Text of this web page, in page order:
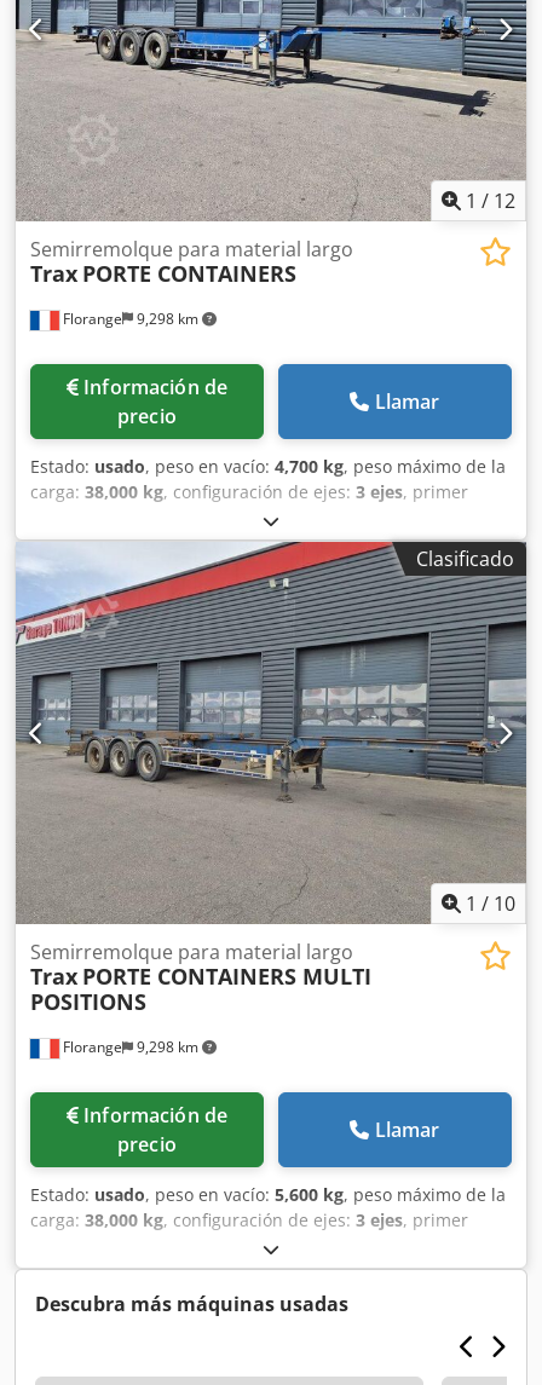
1 / 12
Florange 9,298 km
Semirremolque para material largo
Trax PORTE CONTAINERS
Información de
precio
Llamar
Estado: usado, peso en vacío: 4,700 kg, peso máximo de la
carga: 38,000 kg, configuración de ejes: 3 ejes, primer
, longitud total:
amortiguación:aire, estado del neumático:55 %,
capacidad de carga:33,300 kg, • Longitud: 12,46 m •
Frenos de tambor Dcsdpfxey Tqazo Ab Uok
Clasificado
1 / 10
Florange 9,298 km
Semirremolque para material largo
Trax PORTE CONTAINERS MULTI
POSITIONS
Información de
precio
Llamar
Estado: usado, peso en vacío: 5,600 kg, peso máximo de la
carga: 38,000 kg, configuración de ejes: 3 ejes, primer
, longitud total:
amortiguación:aire, estado del neumático:80 %,
capacidad de carga:32,400 kg , • Desbloqueo neumático
Dedpfxjy Tcf Nj Ab Usck • Grupo electrohidráulico • Carro
Descubra más máquinas usadas